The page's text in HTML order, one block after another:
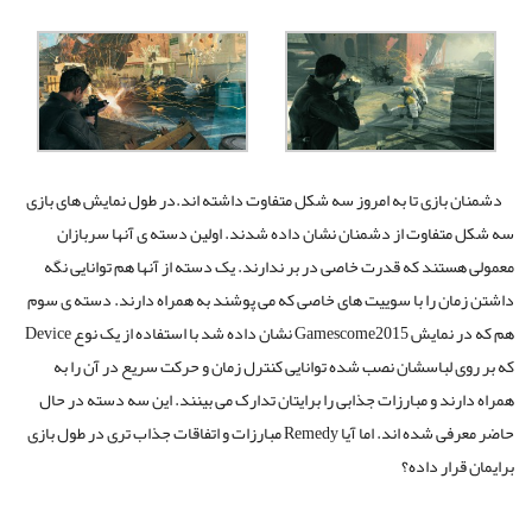
دشمنان بازی تا به امروز سه شکل متفاوت داشته اند.در طول نمایش های بازی
سه شکل متفاوت از دشمنان نشان داده شدند. اولین دسته ی آنها سربازان
معمولی هستند که قدرت خاصی در بر ندارند. یک دسته از آنها هم توانایی نگه
داشتن زمان را با سوییت های خاصی که می پوشند به همراه دارند. دسته ی سوم
هم که در نمایش Gamescome2015 نشان داده شد با استفاده از یک نوع Device
که بر روی لباسشان نصب شده توانایی کنترل زمان و حرکت سریع در آن را به
همراه دارند و مبارزات جذابی را برایتان تدارک می بینند. این سه دسته در حال
حاضر معرفی شده اند. اما آیا Remedy مبارزات و اتفاقات جذاب تری در طول بازی
برایمان قرار داده؟